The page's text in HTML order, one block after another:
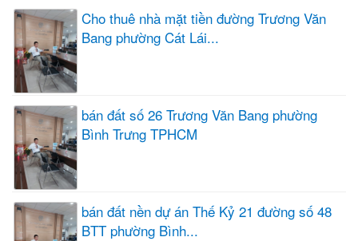
Cho thuê nhà mặt tiền đường Trương Văn
Bang phường Cát Lái...
bán đất số 26 Trương Văn Bang phường
Bình Trưng TPHCM
bán đất nền dự án Thế Kỷ 21 đường số 48
BTT phường Bình...